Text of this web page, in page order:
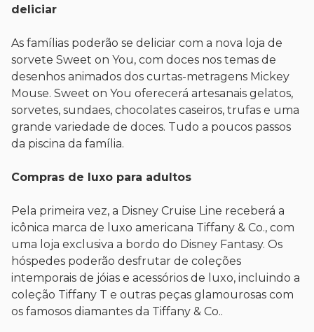
deliciar
As famílias poderão se deliciar com a nova loja de
sorvete Sweet on You, com doces nos temas de
desenhos animados dos curtas-metragens Mickey
Mouse. Sweet on You oferecerá artesanais gelatos,
sorvetes, sundaes, chocolates caseiros, trufas e uma
grande variedade de doces. Tudo a poucos passos
da piscina da família.
Compras de luxo para adultos
Pela primeira vez, a Disney Cruise Line receberá a
icônica marca de luxo americana Tiffany & Co., com
uma loja exclusiva a bordo do Disney Fantasy. Os
hóspedes poderão desfrutar de coleções
intemporais de jóias e acessórios de luxo, incluindo a
coleção Tiffany T e outras peças glamourosas com
os famosos diamantes da Tiffany & Co..